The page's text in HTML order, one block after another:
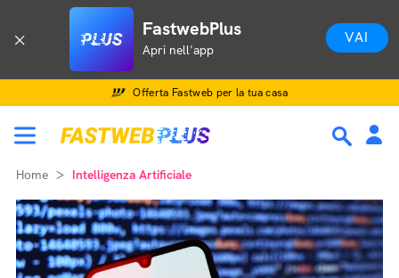
FastwebPlus
Apri nell'app
VAI
Offerta Fastweb per la tua casa
Home Intelligenza Artificiale